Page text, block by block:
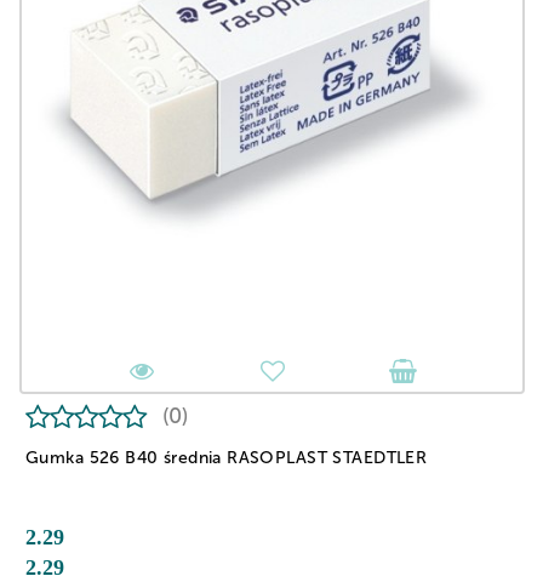
Gumka 526 B40 średnia RASOPLAST STAEDTLER
(0)
2.29
2.29